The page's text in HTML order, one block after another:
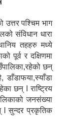
उत्तर पश्‍चिम भाग
संविधान धारा
तहहरु मध्ये
पूर्व र दक्षिणमा
छन्
डाँडाफया,स्याँडा
छन् l राष्ट्रिय
जनसंख्या
सुन्दर प्रकृतिक